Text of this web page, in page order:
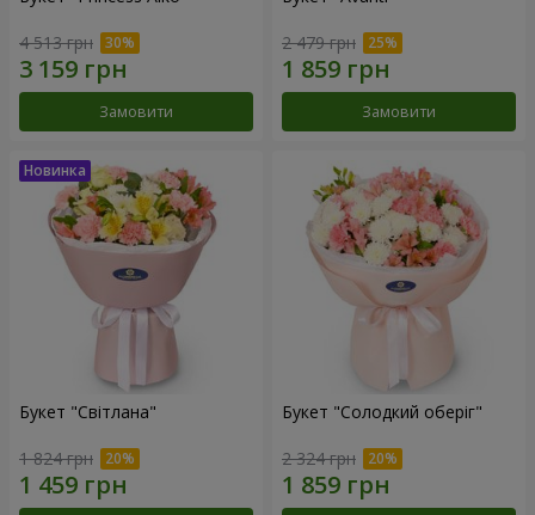
4 513 грн
Замовити
2 479 грн
Замовити
Букет "Світлана"
1 824 грн
Букет "Солодкий оберіг"
2 324 грн